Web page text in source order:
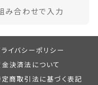
み合わせで入力
イバシーポリシー
決済法について
商取引法に基づく表記